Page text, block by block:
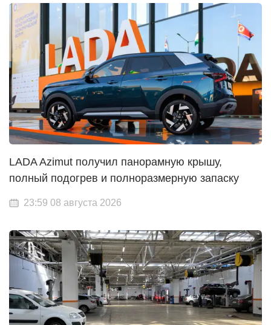
LADA Azimut получил панорамную крышу,
полный подогрев и полноразмерную запаску
23:59 08 августа 2026